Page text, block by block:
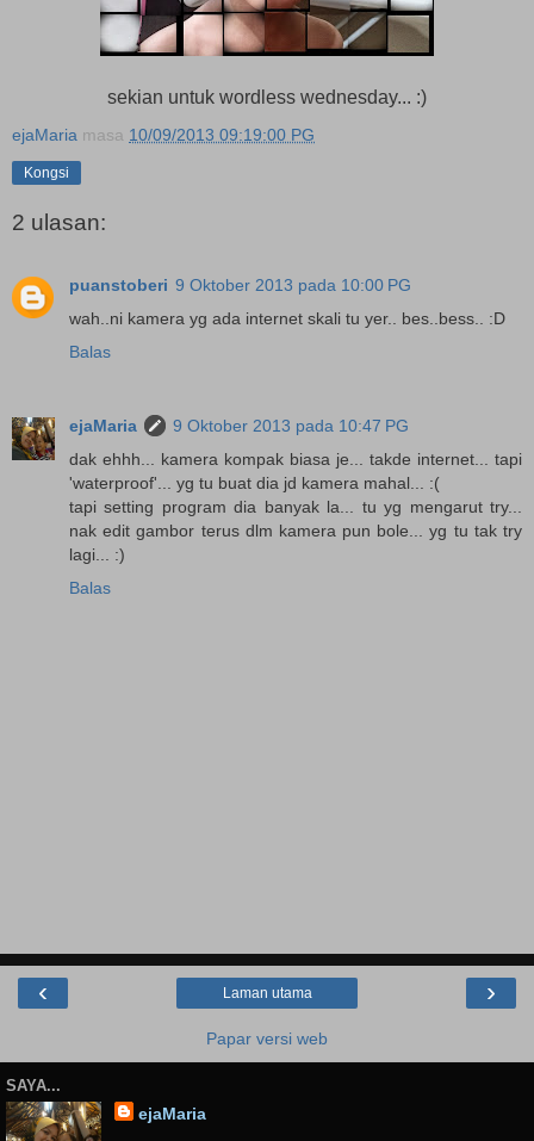
sekian untuk wordless wednesday... :)
ejaMaria masa 10/09/2013 09:19:00 PG
Kongsi
2 ulasan:
puanstoberi 9 Oktober 2013 pada 10:00 PG
wah..ni kamera yg ada internet skali tu yer.. bes..bess.. :D
Balas
ejaMaria
9 Oktober 2013 pada 10:47 PG
dak ehhh... kamera kompak biasa je... takde internet... tapi
'waterproof'... yg tu buat dia jd kamera mahal... :(
tapi setting program dia banyak la... tu yg mengarut try...
nak edit gambor terus dlm kamera pun bole... yg tu tak try
lagi... :)
Balas
‹ ›
Laman utama
Papar versi web
SAYA...
ejaMaria